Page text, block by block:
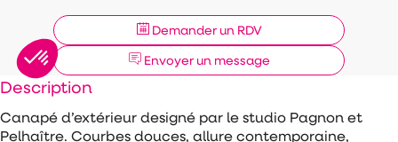
Demander un RDV
Envoyer un message
Description
Canapé d’extérieur designé par le studio Pagnon et
Pelhaître. Courbes douces, allure contemporaine,